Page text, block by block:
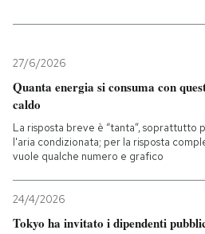
Mondo
Tecnologia
Internet
Cultura
Economia
27/6/2026
Quanta energia si consuma con
caldo
La risposta breve è “tanta”, soprattutto
l'aria condizionata; per la risposta
vuole qualche numero e grafico
24/4/2026
Tokyo ha invitato i dipendenti